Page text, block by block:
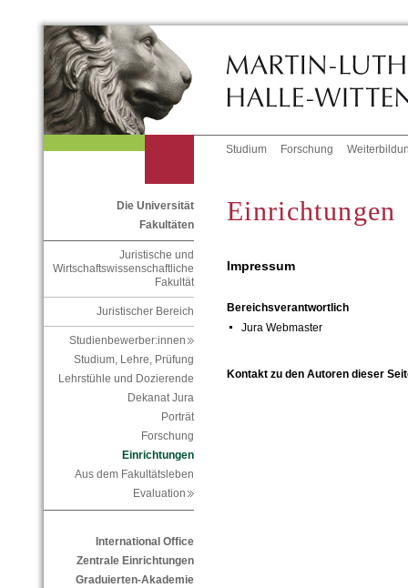
Studium Forschung
Die Universität
Fakultäten
Juristische und
Wirtschaftswissenschaftliche
Fakultät
Juristischer Bereich
Studienbewerber:innen
Studium, Lehre, Prüfung
Lehrstühle und Dozierende
Dekanat Jura
Porträt
Forschung
Einrichtungen
Aus dem Fakultätsleben
Evaluation
International Office
Zentrale Einrichtungen
Graduierten-Akademie
Einrichtungen
Impressum
Bereichsverantwortlich
Jura Webmaster
Kontakt zu den Autoren dieser